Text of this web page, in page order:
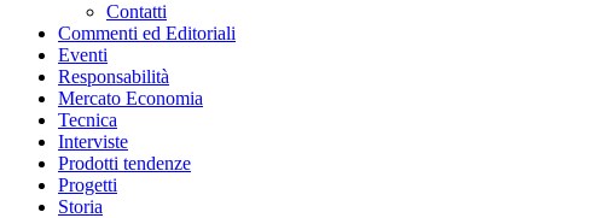
Contatti
Commenti ed Editoriali
Eventi
Responsabilità
Mercato Economia
Tecnica
Interviste
Prodotti tendenze
Progetti
Storia